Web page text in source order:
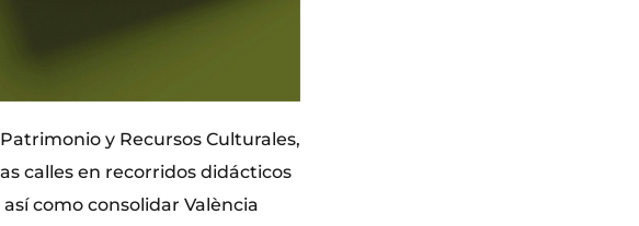
y Recursos Culturales,
calles en recorridos didácticos
como consolidar València